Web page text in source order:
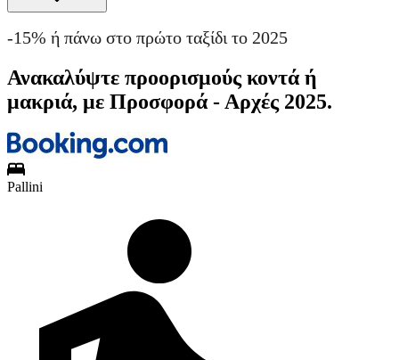
-15% ή πάνω στο πρώτο ταξίδι το 2025
Ανακαλύψτε προορισμούς κοντά ή
μακριά, με Προσφορά - Αρχές 2025.
Pallini